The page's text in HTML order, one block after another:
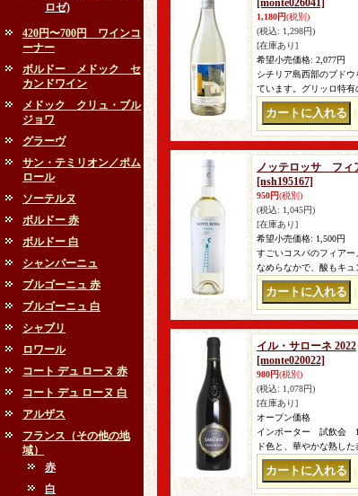
ロゼ)
420円〜700円 ワインコ
ーナー
ボルドー メドック セ
カンドワイン
メドック クリュ・ブル
ジョワ
グラーヴ
サン・テミリオン／ポム
ロール
ソーテルヌ
ボルドー 赤
ボルドー 白
シャンパーニュ
ブルゴーニュ 赤
ブルゴーニュ 白
シャブリ
ロワール
コート デュ ローヌ 赤
コート デュ ローヌ 白
アルザス
フランス（その他の地
域）
赤
白
[monte026041]
1,180円(税別)
(税込: 1,298円)
[在庫あり]
希望小売価格: 2,077円
シチリア島西部のブド
ています。グリッロ特
ノッテロッサ フィ
[nsh195167]
950円(税別)
(税込: 1,045円)
[在庫あり]
希望小売価格: 1,500円
すごいコスパのフィア
なめらなかで、酸もキ
イル・サローネ 2022
[monte020022]
980円(税別)
(税込: 1,078円)
[在庫あり]
オープン価格
インポーター 試飲会
ド色と、華やかな熟し